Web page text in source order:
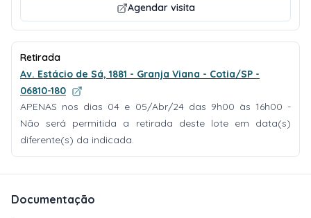
Agendar visita
Retirada
Av. Estácio de Sá, 1881 - Granja Viana - Cotia/SP -
06810-180
APENAS nos dias 04 e 05/Abr/24 das 9h00 às 16h00 -
Não será permitida a retirada deste lote em data(s)
diferente(s) da indicada.
Documentação